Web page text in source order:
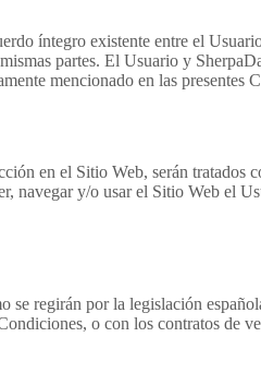
íntegro existente entre el
partes. El Usuario y
mencionado en las presentes
en el Sitio Web, serán tratados
navegar y/o usar el Sitio Web el
regirán por la legislación
o con los contratos de